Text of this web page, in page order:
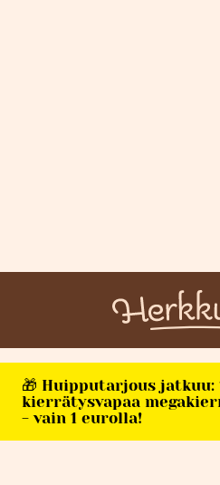
🎁 Huipputarjous jatkuu:
kierrätysvapaa
- vain 1 eurolla!